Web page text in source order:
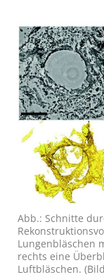
Abb.: Schnitte
Lungenbläschen
rechts eine
Luftbläschen.